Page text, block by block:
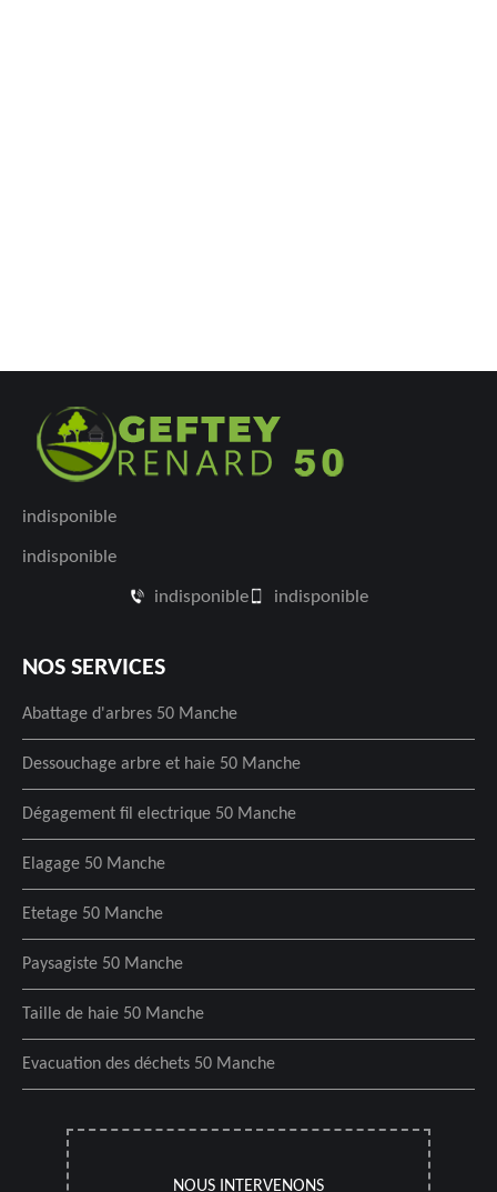
indisponible
indisponible
indisponible indisponible
NOS SERVICES
Abattage d'arbres 50 Manche
Dessouchage arbre et haie 50 Manche
Dégagement fil electrique 50 Manche
Elagage 50 Manche
Etetage 50 Manche
Paysagiste 50 Manche
Taille de haie 50 Manche
Evacuation des déchets 50 Manche
NOUS INTERVENONS